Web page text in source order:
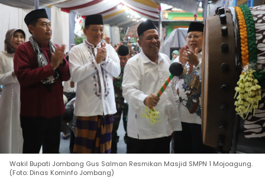
Wakil Bupati Jombang Gus Salman Resmikan Masjid SMPN 1 Mojoagung.
(Foto: Dinas Kominfo Jombang)